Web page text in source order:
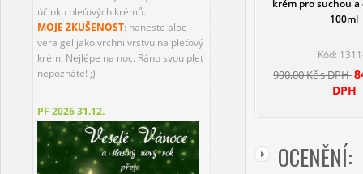
účinku pleťových krémů.
MOJE ZKUŠENOST: naneste aloe
vera gel jako vrchni vrstvu na pleťový
krém. Nejlépe na noc. Ráno svou pleť
nepoznáte! ;)
PF 202631.12.
krém pro suchou
100ml
Kód:
990,00 Kč s DPH
DPH
OCENĚNÍ: